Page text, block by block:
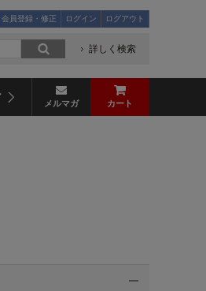
会員登録・修正 ログイン ログアウト
詳しく検索
メルマガ カート